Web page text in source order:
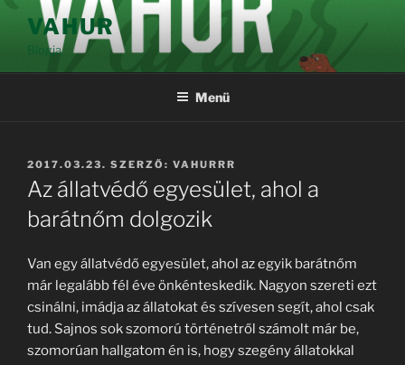
Tartalomhoz
VAHUR
Blogja
Menü
BEKÜLDVE:
2017.03.23. SZERZŐ: VAHURRR
Az állatvédő egyesület, ahol a
barátnőm dolgozik
Van egy állatvédő egyesület, ahol az egyik barátnőm
már legalább fél éve önkénteskedik. Nagyon szereti ezt
csinálni, imádja az állatokat és szívesen segít, ahol csak
tud. Sajnos sok szomorú történetről számolt már be,
szomorúan hallgatom én is, hogy szegény állatokkal